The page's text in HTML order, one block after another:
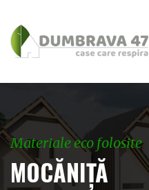
Materiale eco folosite
MOCĂNIȚĂ